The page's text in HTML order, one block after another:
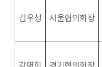
김우성 서울협의회장